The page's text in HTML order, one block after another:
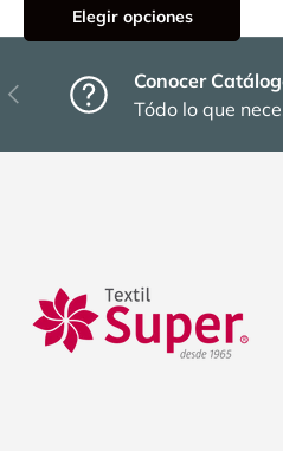
Elegir opciones
Anterior
Conocer
Tódo lo que